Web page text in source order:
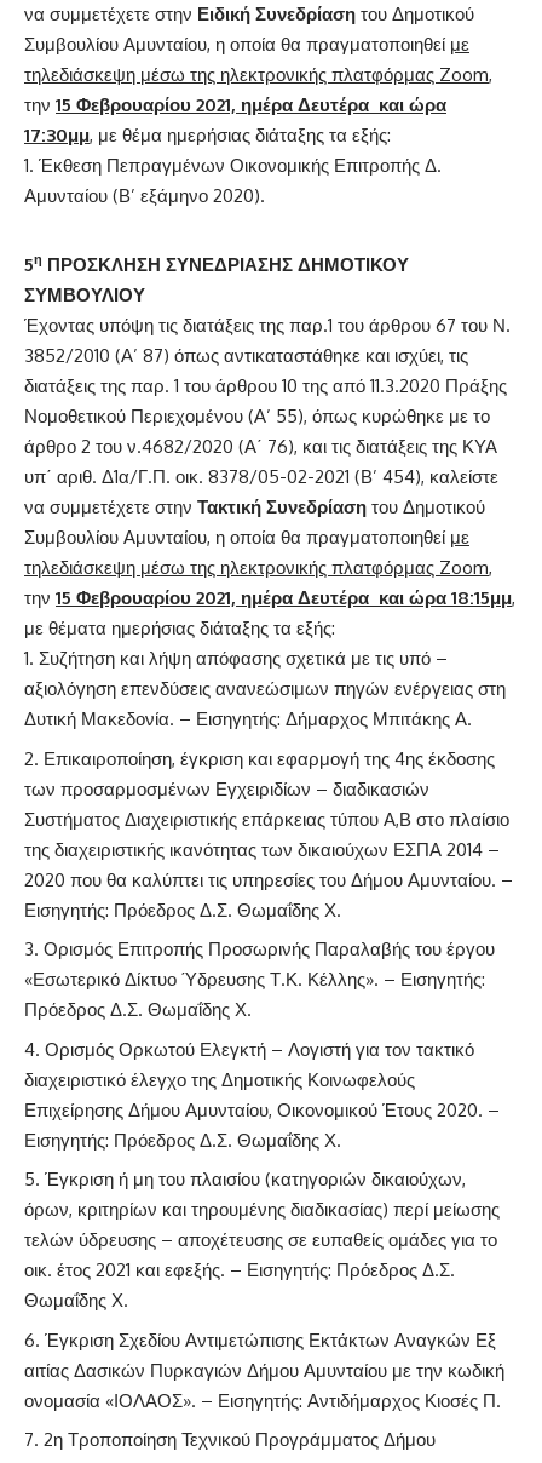
να συμμετέχετε στην Ειδική Συνεδρίαση του Δημοτικού
Συμβουλίου Αμυνταίου, η οποία θα πραγματοποιηθεί με
τηλεδιάσκεψη μέσω της ηλεκτρονικής πλατφόρμας Zoom,
την 15 Φεβρουαρίου 2021, ημέρα Δευτέρα και ώρα
17:30μμ, με θέμα ημερήσιας διάταξης τα εξής:
Έκθεση Πεπραγμένων Οικονομικής Επιτροπής Δ.
Αμυνταίου (Β’ εξάμηνο 2020).
5η ΠΡΟΣΚΛΗΣΗ ΣΥΝΕΔΡΙΑΣΗΣ ΔΗΜΟΤΙΚΟΥ
ΣΥΜΒΟΥΛΙΟΥ
Έχοντας υπόψη τις διατάξεις της παρ.1 του άρθρου 67 του Ν.
3852/2010 (Α’ 87) όπως αντικαταστάθηκε και ισχύει, τις
διατάξεις της παρ. 1 του άρθρου 10 της από 11.3.2020 Πράξης
Νομοθετικού Περιεχομένου (Α’ 55), όπως κυρώθηκε με το
άρθρο 2 του ν.4682/2020 (Α΄ 76), και τις διατάξεις της ΚΥΑ
υπ΄ αριθ. Δ1α/Γ.Π. οικ. 8378/05-02-2021 (Β’ 454), καλείστε
να συμμετέχετε στην Τακτική Συνεδρίαση του Δημοτικού
Συμβουλίου Αμυνταίου, η οποία θα πραγματοποιηθεί με
τηλεδιάσκεψη μέσω της ηλεκτρονικής πλατφόρμας Zoom,
την 15 Φεβρουαρίου 2021, ημέρα Δευτέρα και ώρα 18:15μμ,
με θέματα ημερήσιας διάταξης τα εξής:
Συζήτηση και λήψη απόφασης σχετικά με τις υπό –
αξιολόγηση επενδύσεις ανανεώσιμων πηγών ενέργειας στη
Δυτική Μακεδονία. – Εισηγητής: Δήμαρχος Μπιτάκης Α.
Επικαιροποίηση, έγκριση και εφαρμογή της 4ης έκδοσης
των προσαρμοσμένων Εγχειριδίων – διαδικασιών
Συστήματος Διαχειριστικής επάρκειας τύπου Α,Β στο πλαίσιο
της διαχειριστικής ικανότητας των δικαιούχων ΕΣΠΑ 2014 –
2020 που θα καλύπτει τις υπηρεσίες του Δήμου Αμυνταίου. –
Εισηγητής: Πρόεδρος Δ.Σ. Θωμαΐδης Χ.
Ορισμός Επιτροπής Προσωρινής Παραλαβής του έργου
«Εσωτερικό Δίκτυο Ύδρευσης Τ.Κ. Κέλλης». – Εισηγητής:
Πρόεδρος Δ.Σ. Θωμαΐδης Χ.
Ορισμός Ορκωτού Ελεγκτή – Λογιστή για τον τακτικό
διαχειριστικό έλεγχο της Δημοτικής Κοινωφελούς
Επιχείρησης Δήμου Αμυνταίου, Οικονομικού Έτους 2020. –
Εισηγητής: Πρόεδρος Δ.Σ. Θωμαΐδης Χ.
Έγκριση ή μη του πλαισίου (κατηγοριών δικαιούχων,
όρων, κριτηρίων και τηρουμένης διαδικασίας) περί μείωσης
τελών ύδρευσης – αποχέτευσης σε ευπαθείς ομάδες για το
οικ. έτος 2021 και εφεξής. – Εισηγητής: Πρόεδρος Δ.Σ.
Θωμαΐδης Χ.
Έγκριση Σχεδίου Αντιμετώπισης Εκτάκτων Αναγκών Εξ
αιτίας Δασικών Πυρκαγιών Δήμου Αμυνταίου με την κωδική
ονομασία «ΙΟΛΑΟΣ». – Εισηγητής: Αντιδήμαρχος Κιοσές Π.
2η Τροποποίηση Τεχνικού Προγράμματος Δήμου